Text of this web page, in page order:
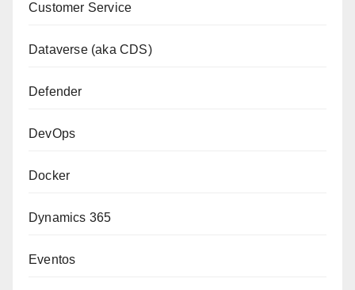
Customer Service
Dataverse (aka CDS)
Defender
DevOps
Docker
Dynamics 365
Eventos